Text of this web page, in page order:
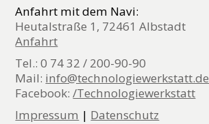
Anfahrt mit dem Navi:
Heutalstraße 1, 72461 Albstadt
Anfahrt
Tel.: 0 74 32 / 200-90-90
Mail: info@technologiewerkstatt.de
Facebook:/Technologiewerkstatt
Impressum | Datenschutz